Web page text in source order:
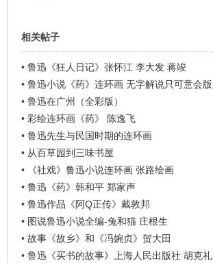
相关帖子
• 鲁迅《狂人日记》张怀江 李大发 蒋竣
• 鲁迅小说《药》连环画 无字解说只可意会版
• 鲁迅在广州（全彩版）
• 彩绘连环画《药》 陈逸飞
• 鲁迅先生与民国时期的连环画
• 从百草园到三味书屋
•
《社戏》鲁迅小说连环画 张路绘画
• 鲁迅《药》韩和平 郑家声
• 鲁迅作品《阿Q正传》戴敦邦
• 图说鲁迅小说全编-兔和猫 庄根生
• 故事《故乡》和《冯婉贞》贺大田
• 鲁迅《买书的故事》上海人民出版社 胡克礼